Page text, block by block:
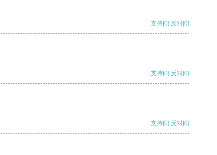
支持[0] 反对[0]
支持[0] 反对[0]
支持[0] 反对[0]